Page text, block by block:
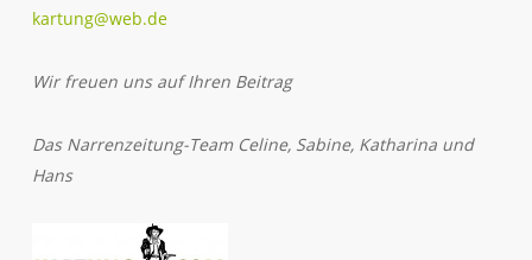
kartung@web.de
Wir freuen uns auf Ihren Beitrag
Das Narrenzeitung-Team Celine, Sabine, Katharina und
Hans